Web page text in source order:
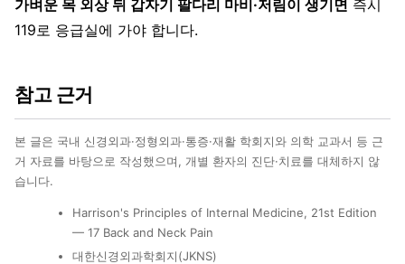
가벼운 목 외상 뒤 갑자기 팔다리 마비·저림이 생기면 즉시
119로 응급실에 가야 합니다.
참고 근거
본 글은 국내 신경외과·정형외과·통증·재활 학회지와 의학 교과서 등 근
거 자료를 바탕으로 작성했으며, 개별 환자의 진단·치료를 대체하지 않
습니다.
Harrison's Principles of Internal Medicine, 21st Edition
— 17 Back and Neck Pain
대한신경외과학회지(JKNS)